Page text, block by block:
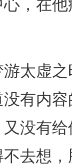
，在
虚之
有内
没有
去想